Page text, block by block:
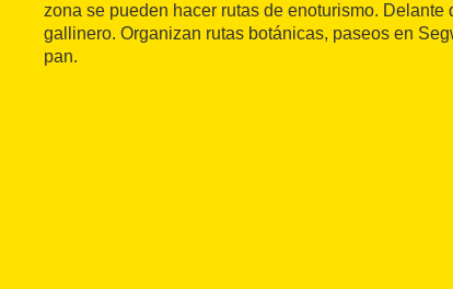
zona se pueden hacer rutas de enoturismo. Delante
gallinero. Organizan rutas botánicas, paseos en
pan.